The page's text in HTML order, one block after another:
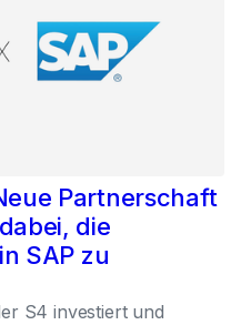
Partnerschaft
die
SAP zu
S4 investiert und